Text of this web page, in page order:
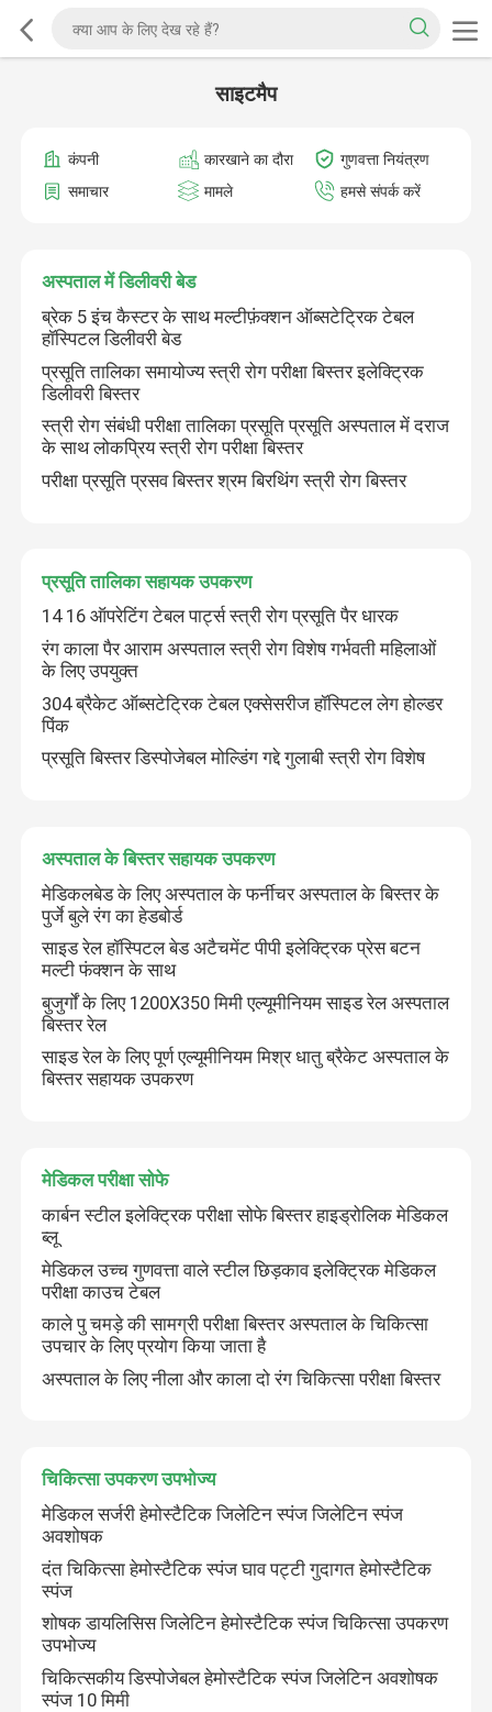
साइटमैप
कंपनी कारखाने का दौरा
गुणवत्ता नियंत्रण
समाचार
मामले हमसे संपर्क करें
अस्पताल में डिलीवरी बेड
ब्रेक 5 इंच कैस्टर के साथ मल्टीफ़ंक्शन ऑब्सटेट्रिक टेबल
हॉस्पिटल डिलीवरी बेड
प्रसूति तालिका समायोज्य स्त्री रोग परीक्षा बिस्तर इलेक्ट्रिक
डिलीवरी बिस्तर
स्त्री रोग संबंधी परीक्षा तालिका प्रसूति प्रसूति अस्पताल में दराज
के साथ लोकप्रिय स्त्री रोग परीक्षा बिस्तर
परीक्षा प्रसूति प्रसव बिस्तर श्रम बिरथिंग स्त्री रोग बिस्तर
प्रसूति तालिका सहायक उपकरण
14 16 ऑपरेटिंग टेबल पार्ट्स स्त्री रोग प्रसूति पैर धारक
रंग काला पैर आराम अस्पताल स्त्री रोग विशेष गर्भवती महिलाओं
के लिए उपयुक्त
304 ब्रैकेट ऑब्सटेट्रिक टेबल एक्सेसरीज हॉस्पिटल लेग होल्डर
पिंक
प्रसूति बिस्तर डिस्पोजेबल मोल्डिंग गद्दे गुलाबी स्त्री रोग विशेष
अस्पताल के बिस्तर सहायक उपकरण
मेडिकलबेड के लिए अस्पताल के फर्नीचर अस्पताल के बिस्तर के
पुर्जे बुले रंग का हेडबोर्ड
साइड रेल हॉस्पिटल बेड अटैचमेंट पीपी इलेक्ट्रिक प्रेस बटन
मल्टी फंक्शन के साथ
बुजुर्गों के लिए 1200X350 मिमी एल्यूमीनियम साइड रेल अस्पताल
बिस्तर रेल
साइड रेल के लिए पूर्ण एल्यूमीनियम मिश्र धातु ब्रैकेट अस्पताल के
बिस्तर सहायक उपकरण
मेडिकल परीक्षा सोफे
कार्बन स्टील इलेक्ट्रिक परीक्षा सोफे बिस्तर हाइड्रोलिक मेडिकल
ब्लू
मेडिकल उच्च गुणवत्ता वाले स्टील छिड़काव इलेक्ट्रिक मेडिकल
परीक्षा काउच टेबल
काले पु चमड़े की सामग्री परीक्षा बिस्तर अस्पताल के चिकित्सा
उपचार के लिए प्रयोग किया जाता है
अस्पताल के लिए नीला और काला दो रंग चिकित्सा परीक्षा बिस्तर
चिकित्सा उपकरण उपभोज्य
मेडिकल सर्जरी हेमोस्टैटिक जिलेटिन स्पंज जिलेटिन स्पंज
अवशोषक
दंत चिकित्सा हेमोस्टैटिक स्पंज घाव पट्टी गुदागत हेमोस्टैटिक
स्पंज
शोषक डायलिसिस जिलेटिन हेमोस्टैटिक स्पंज चिकित्सा उपकरण
उपभोज्य
चिकित्सकीय डिस्पोजेबल हेमोस्टैटिक स्पंज जिलेटिन अवशोषक
स्पंज 10 मिमी